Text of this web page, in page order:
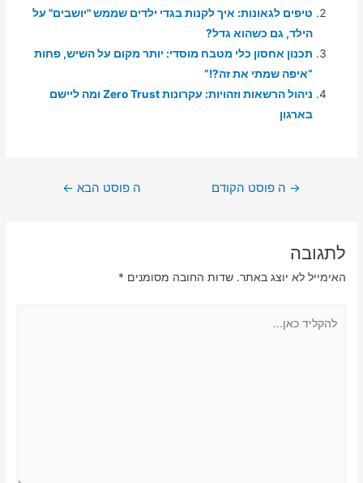
טיפים לגאונות: איך לקנות בגדי ילדים שממש "יושבים" על
הילד, גם כשהוא גדל?
תכנון אחסון כלי מטבח מוסדי: יותר מקום על השיש, פחות
“איפה שמתי את זה?!”
ניהול הרשאות וזהויות: עקרונות Zero Trust ומה ליישם
בארגון
ניווט
→ ה פוסט הקודם ה פוסט הבא ←
לתגובה
האימייל לא יוצג באתר. שדות החובה מסומנים *